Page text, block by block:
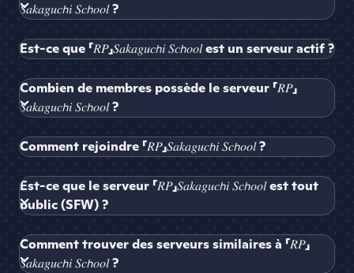
𝑆𝑎𝑘𝑎𝑔𝑢𝑐𝘩𝑖 𝑆𝑐𝘩𝑜𝑜𝑙 ?
Est-ce que 「𝑅𝑃」𝑆𝑎𝑘𝑎𝑔𝑢𝑐𝘩𝑖 𝑆𝑐𝘩𝑜𝑜𝑙 est un serveur actif ?
Combien de membres possède le serveur 「𝑅𝑃」
𝑆𝑎𝑘𝑎𝑔𝑢𝑐𝘩𝑖 𝑆𝑐𝘩𝑜𝑜𝑙 ?
Comment rejoindre 「𝑅𝑃」𝑆𝑎𝑘𝑎𝑔𝑢𝑐𝘩𝑖 𝑆𝑐𝘩𝑜𝑜𝑙 ?
Est-ce que le serveur 「𝑅𝑃」𝑆𝑎𝑘𝑎𝑔𝑢𝑐𝘩𝑖 𝑆𝑐𝘩𝑜𝑜𝑙 est tout
public (SFW) ?
Comment trouver des serveurs similaires à 「𝑅𝑃」
𝑆𝑎𝑘𝑎𝑔𝑢𝑐𝘩𝑖 𝑆𝑐𝘩𝑜𝑜𝑙 ?